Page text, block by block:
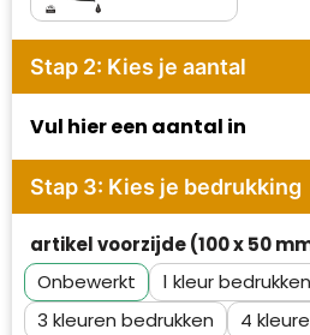
MyKit
Ocean Bottle
Parker
Waterman
Stap 2: Kies je aantal
Vul hier een aantal in
Stap 3: Kies je bedrukking
artikel voorzijde (100 x 50
Onbewerkt
1
3
4